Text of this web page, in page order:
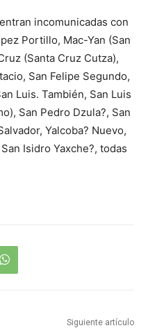
incomunicadas con
Portillo, Mac-Yan (San
(Santa Cruz Cutza),
San Felipe Segundo,
Luis. También, San Luis
San Pedro Dzula?, San
Yalcoba? Nuevo,
Isidro Yaxche?, todas
Siguiente artículo